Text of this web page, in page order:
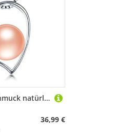
BDDCYWY Herzschmuck natürliches Süßwasserperlenanhänger für Frauen
36,99 €